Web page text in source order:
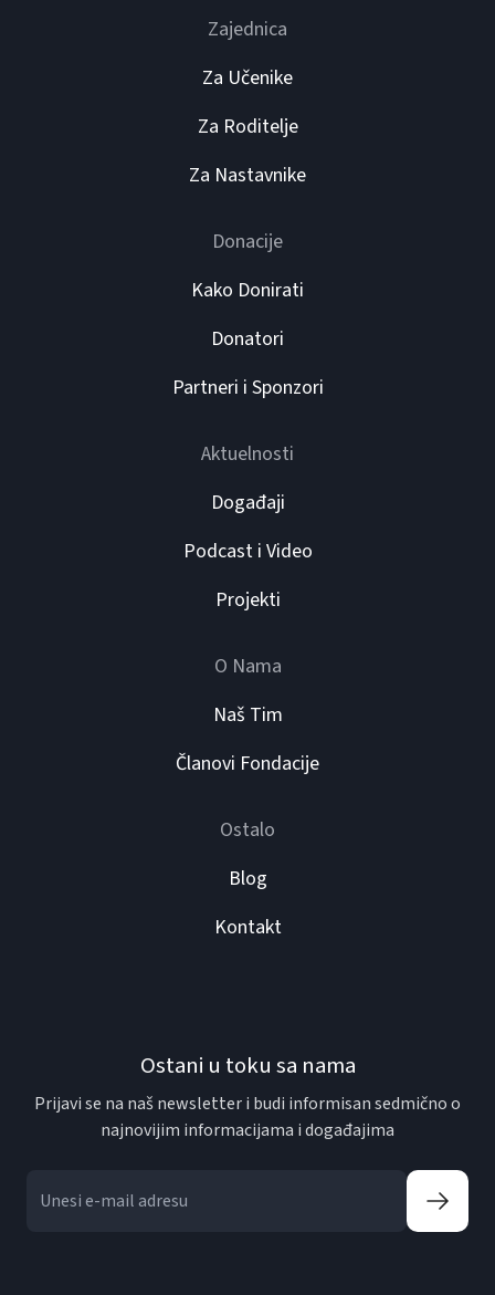
Zajednica
Za Učenike
Za Roditelje
Za Nastavnike
Donacije
Kako Donirati
Donatori
Partneri i Sponzori
Aktuelnosti
Događaji
Podcast i Video
Projekti
O Nama
Naš Tim
Članovi Fondacije
Ostalo
Blog
Kontakt
Ostani u toku sa nama
Prijavi se na naš newsletter i budi informisan sedmično o
najnovijim informacijama i događajima